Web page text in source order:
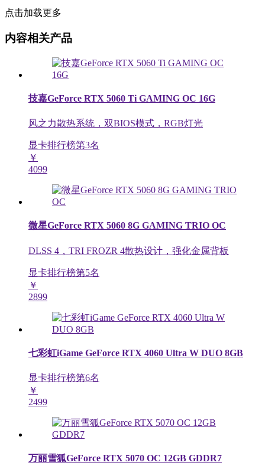
点击加载更多
内容相关产品
技嘉GeForce RTX 5060 Ti GAMING OC 16G
风之力散热系统，双BIOS模式，RGB灯光
显卡排行榜第3名
￥
4099
微星GeForce RTX 5060 8G GAMING TRIO OC
DLSS 4，TRI FROZR 4散热设计，强化金属背板
显卡排行榜第5名
￥
2899
七彩虹iGame GeForce RTX 4060 Ultra W DUO 8GB
显卡排行榜第6名
￥
2499
万丽雪狐GeForce RTX 5070 OC 12GB GDDR7